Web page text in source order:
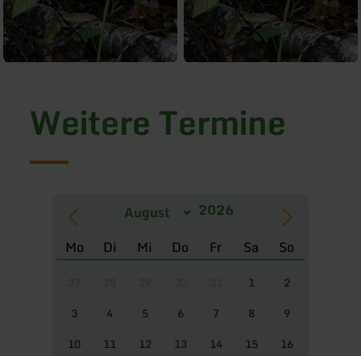
Weitere Termine
Mo Di Mi Do Fr Sa So
1
2
3
4 5 6 7 8
9
10
11 12 13 14 15
16